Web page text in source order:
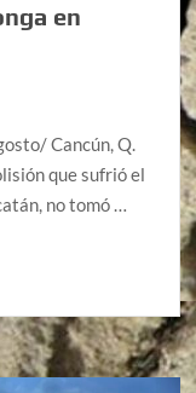
en
Cancún, Q.
que sufrió el
no tomó …